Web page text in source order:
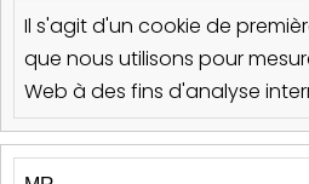
Il s'agit d'un cookie de
que nous utilisons pour
Web à des fins d'analyse